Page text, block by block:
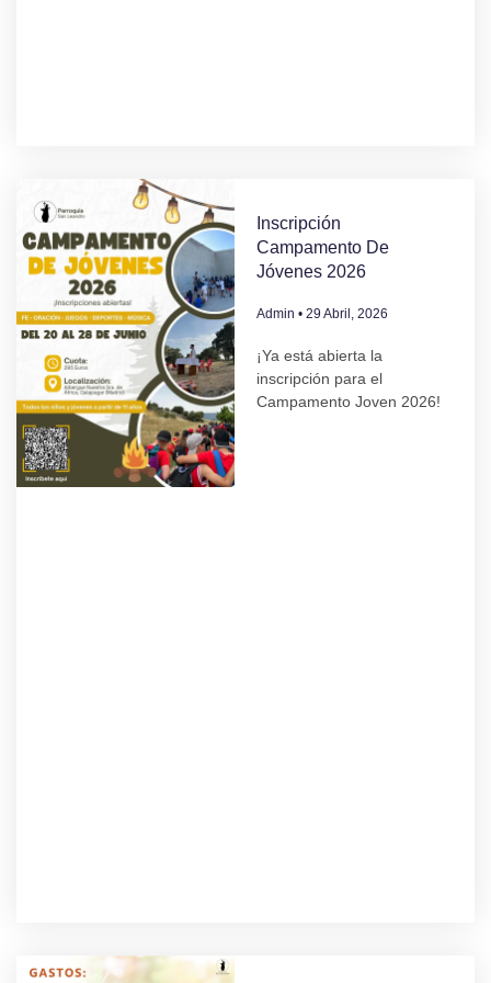
Inscripción
Campamento De
Jóvenes 2026
Admin 29 Abril, 2026
¡Ya está abierta la
inscripción para el
Campamento Joven 2026!